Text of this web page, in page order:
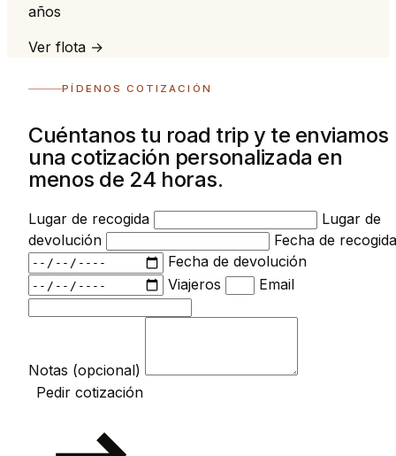
años
Ver flota →
PÍDENOS COTIZACIÓN
Cuéntanos tu road trip y te enviamos
una cotización personalizada en
menos de 24 horas.
Lugar de recogida
Lugar de
devolución
Fecha de recogida
Fecha de devolución
Viajeros
Email
Notas (opcional)
Pedir cotización